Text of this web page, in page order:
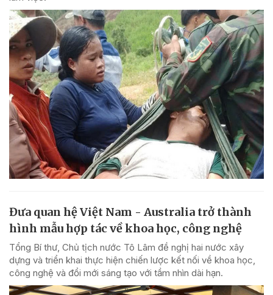
Đưa quan hệ Việt Nam - Australia trở thành
hình mẫu hợp tác về khoa học, công nghệ
Tổng Bí thư, Chủ tịch nước Tô Lâm đề nghị hai nước xây
dựng và triển khai thực hiện chiến lược kết nối về khoa học,
công nghệ và đổi mới sáng tạo với tầm nhìn dài hạn.